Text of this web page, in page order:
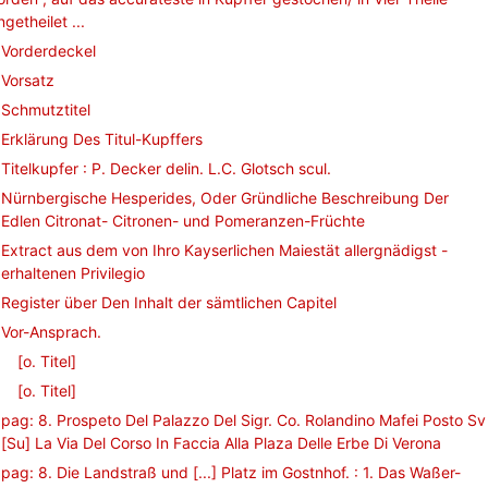
...
Vorderdeckel
Vorsatz
Schmutztitel
Erklärung Des Titul-Kupffers
Titelkupfer : P. Decker delin. L.C. Glotsch scul.
Nürnbergische Hesperides, Oder Gründliche Beschreibung Der
Edlen Citronat- Citronen- und Pomeranzen-Früchte
Extract aus dem von Ihro Kayserlichen Maiestät allergnädigst -
erhaltenen Privilegio
Register über Den Inhalt der sämtlichen Capitel
Vor-Ansprach.
[o. Titel]
[o. Titel]
pag: 8. Prospeto Del Palazzo Del Sigr. Co. Rolandino Mafei Posto Sv
[Su] La Via Del Corso In Faccia Alla Plaza Delle Erbe Di Verona
pag: 8. Die Landstraß und [...] Platz im Gostnhof. : 1. Das Waßer-